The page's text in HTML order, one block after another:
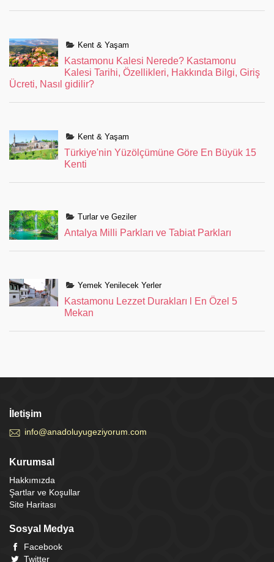
Kent & Yaşam
Kastamonu Kalesi Nerede? Kastamonu
Kalesi Tarihi, Özellikleri, Hakkında Bilgi, Giriş
Ücreti, Nasıl gidilir?
Kent & Yaşam
Türkiye'nin Yüzölçümüne Göre En Büyük 15
Kenti
Turlar ve Geziler
Antalya Milli Parkları ve Tabiat Parkları
Yemek Yenilecek Yerler
Kastamonu Lezzet Durakları l En Özel 5
Mekan
İletişim
info@anadoluyugeziyorum.com
Kurumsal
Hakkımızda
Şartlar ve Koşullar
Site Haritası
Sosyal Medya
Facebook
Twitter